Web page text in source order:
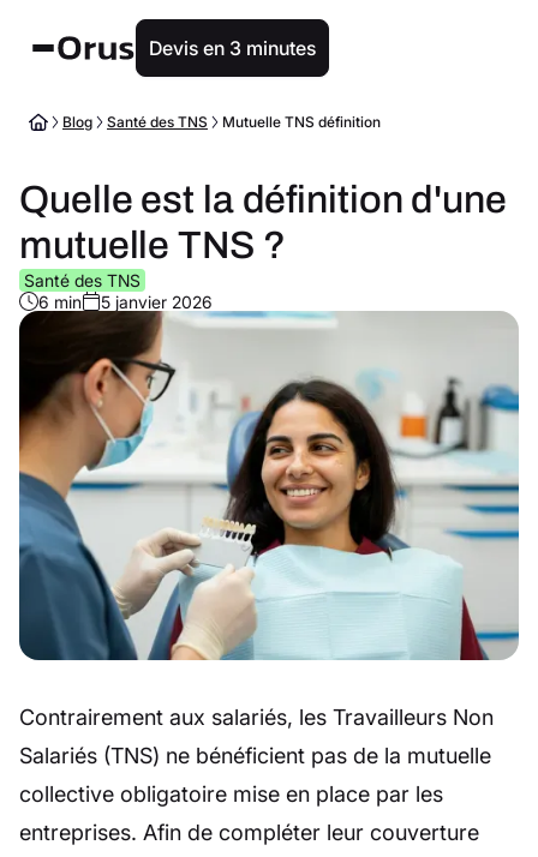
Devis en 3 minutes
Blog Santé des TNS Mutuelle TNS définition
Quelle est la définition d'une
mutuelle TNS ?
Santé des TNS
6 min
5 janvier 2026
Contrairement aux salariés, les Travailleurs Non
Salariés (TNS) ne bénéficient pas de la mutuelle
collective obligatoire mise en place par les
entreprises. Afin de compléter leur couverture